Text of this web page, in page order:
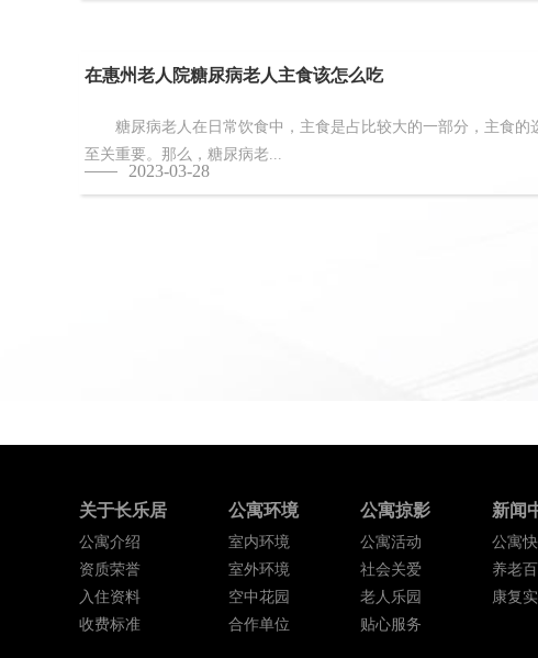
在惠州老人院糖尿病老人主食该怎么吃
糖尿病老人在日常饮食中，主食是占比较大的一部分，主食的
至关重要。那么，糖尿病老...
2023-03-28
关于长乐居
公寓介绍
资质荣誉
入住资料
收费标准
公寓环境
室内环境
室外环境
空中花园
合作单位
公寓掠影
公寓活动
社会关爱
老人乐园
贴心服务
新闻
公寓
养老
康复